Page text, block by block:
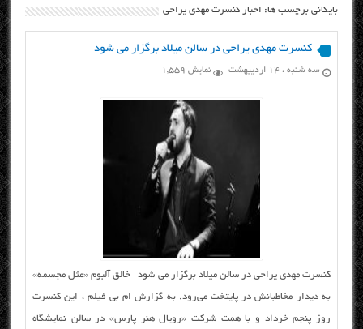
بایگانی برچسب ها: اخبار کنسرت مهدی یراحی
کنسرت مهدی یراحی در سالن میلاد برگزار می شود
سه شنبه ، ۱۴ اردیبهشت نمایش 1,559
کنسرت مهدی یراحی در سالن میلاد برگزار می شود خالق آلبوم «مثل مجسمه»
به دیدار مخاطبانش در پایتخت می‌رود. به گزارش ام بی فیلم ، این کنسرت
روز پنجم خرداد و با همت شرکت «رویال هنر پارس» در سالن نمایشگاه